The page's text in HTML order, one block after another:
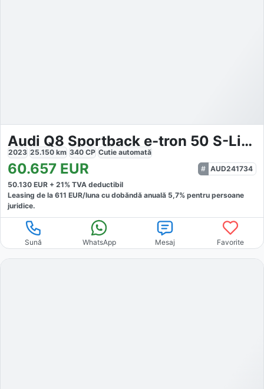
Audi Q8 Sportback e-tron 50 S-Line quattro
2023 25.150 km 340 CP Cutie automată
60.657 EUR
AUD241734
50.130 EUR + 21% TVA deductibil
Leasing de la 611 EUR/luna cu dobăndă anuală 5,7% pentru persoane
juridice.
Sună WhatsApp Mesaj Favorite